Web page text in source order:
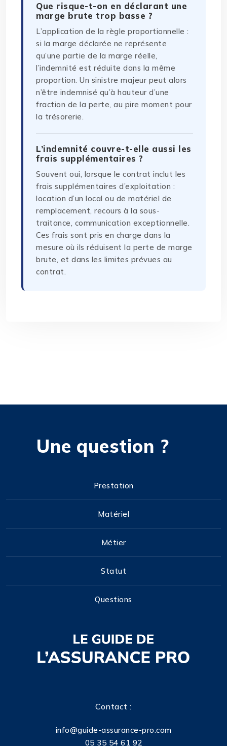
Que risque-t-on en déclarant une
marge brute trop basse ?
L’application de la règle proportionnelle :
si la marge déclarée ne représente
qu’une partie de la marge réelle,
l’indemnité est réduite dans la même
proportion. Un sinistre majeur peut alors
n’être indemnisé qu’à hauteur d’une
fraction de la perte, au pire moment pour
la trésorerie.
L’indemnité couvre-t-elle aussi les
frais supplémentaires ?
Souvent oui, lorsque le contrat inclut les
frais supplémentaires d’exploitation :
location d’un local ou de matériel de
remplacement, recours à la sous-
traitance, communication exceptionnelle.
Ces frais sont pris en charge dans la
mesure où ils réduisent la perte de marge
brute, et dans les limites prévues au
contrat.
Une question ?
Prestation
Matériel
Métier
Statut
Questions
Contact :
info@guide-assurance-pro.com
05 35 54 61 92